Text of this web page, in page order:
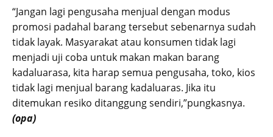
“Jangan lagi pengusaha menjual dengan modus
promosi padahal barang tersebut sebenarnya sudah
tidak layak. Masyarakat atau konsumen tidak lagi
menjadi uji coba untuk makan makan barang
kadaluarasa, kita harap semua pengusaha, toko, kios
tidak lagi menjual barang kadaluaras. Jika itu
ditemukan resiko ditanggung sendiri,”pungkasnya.
(opa)